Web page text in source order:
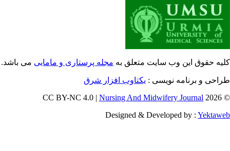
حقوق این وب سایت متعلق بهمجله پرستاری و ماماییمی باشد.
و برنامه نویسی : یکتاوب افزار شرق
©
Nursing And Midwifery Journal
Designed & Developed by :